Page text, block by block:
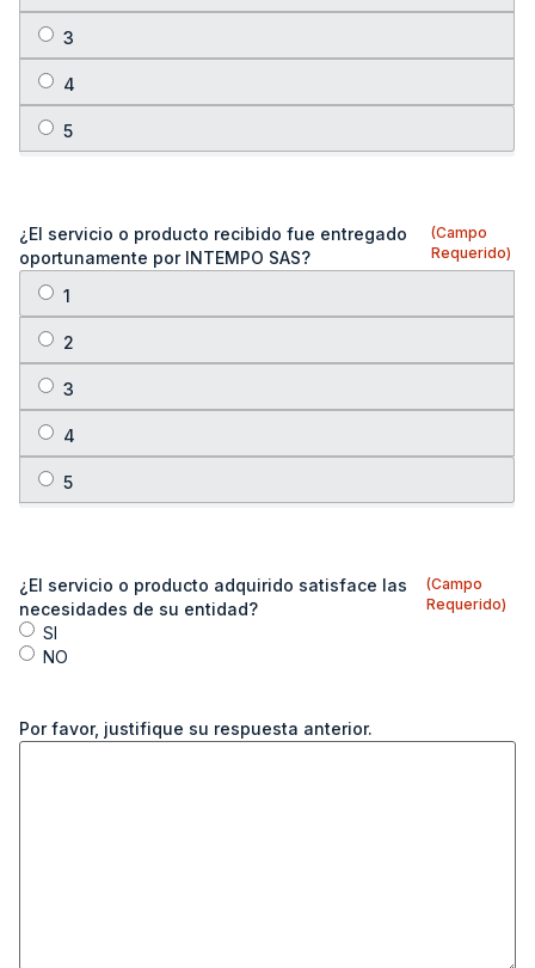
¿El servicio o producto recibido fue entregado
oportunamente por INTEMPO SAS?
(Campo
Requerido)
¿El servicio o producto adquirido satisface las
necesidades de su entidad?
(Campo
Requerido)
SI
NO
Por favor, justifique su respuesta anterior.